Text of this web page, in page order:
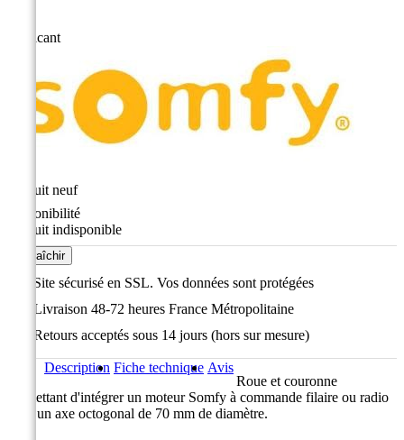
Fabricant
Produit neuf
Disponibilité
Produit indisponible
Site sécurisé en SSL. Vos données sont protégées
Livraison 48-72 heures France Métropolitaine
Retours acceptés sous 14 jours (hors sur mesure)
Description Fiche technique Avis
Roue et couronne
permettant d'intégrer un moteur Somfy à commande filaire ou radio
dans un axe octogonal de 70 mm de diamètre.